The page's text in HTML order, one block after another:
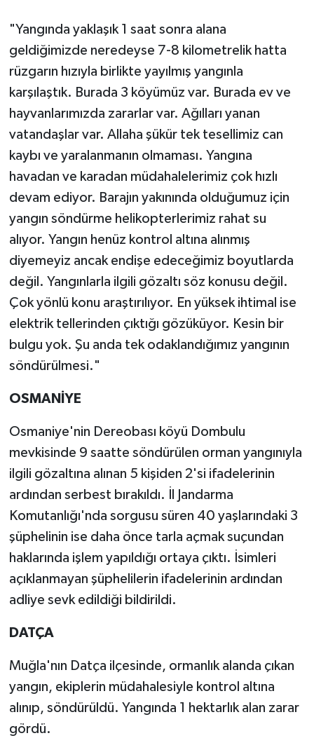
"Yangında yaklaşık 1 saat sonra alana
geldiğimizde neredeyse 7-8 kilometrelik hatta
rüzgarın hızıyla birlikte yayılmış yangınla
karşılaştık. Burada 3 köyümüz var. Burada ev ve
hayvanlarımızda zararlar var. Ağılları yanan
vatandaşlar var. Allaha şükür tek tesellimiz can
kaybı ve yaralanmanın olmaması. Yangına
havadan ve karadan müdahalelerimiz çok hızlı
devam ediyor. Barajın yakınında olduğumuz için
yangın söndürme helikopterlerimiz rahat su
alıyor. Yangın henüz kontrol altına alınmış
diyemeyiz ancak endişe edeceğimiz boyutlarda
değil. Yangınlarla ilgili gözaltı söz konusu değil.
Çok yönlü konu araştırılıyor. En yüksek ihtimal ise
elektrik tellerinden çıktığı gözüküyor. Kesin bir
bulgu yok. Şu anda tek odaklandığımız yangının
söndürülmesi."
OSMANİYE
Osmaniye'nin Dereobası köyü Dombulu
mevkisinde 9 saatte söndürülen orman yangınıyla
ilgili gözaltına alınan 5 kişiden 2'si ifadelerinin
ardından serbest bırakıldı. İl Jandarma
Komutanlığı'nda sorgusu süren 40 yaşlarındaki 3
şüphelinin ise daha önce tarla açmak suçundan
haklarında işlem yapıldığı ortaya çıktı. İsimleri
açıklanmayan şüphelilerin ifadelerinin ardından
adliye sevk edildiği bildirildi.
DATÇA
Muğla'nın Datça ilçesinde, ormanlık alanda çıkan
yangın, ekiplerin müdahalesiyle kontrol altına
alınıp, söndürüldü. Yangında 1 hektarlık alan zarar
gördü.